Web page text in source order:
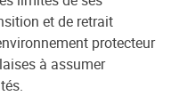
et de retrait
protecteur
à assumer